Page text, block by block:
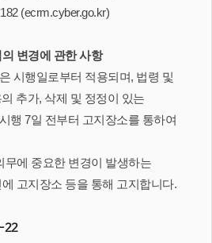
(ecrm.cyber.go.kr)
변경에 관한 사항
시행일로부터 적용되며, 법령 및
추가, 삭제 및 정정이 있는
행 7일 전부터 고지장소를 통하여
무에 중요한 변경이 발생하는
고지장소 등을 통해 고지합니다.
22